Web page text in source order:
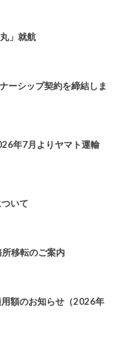
」就航
ーシップ契約を締結しま
年7月よりヤマト運輸
いて
移転のご案内
額のお知らせ（2026年